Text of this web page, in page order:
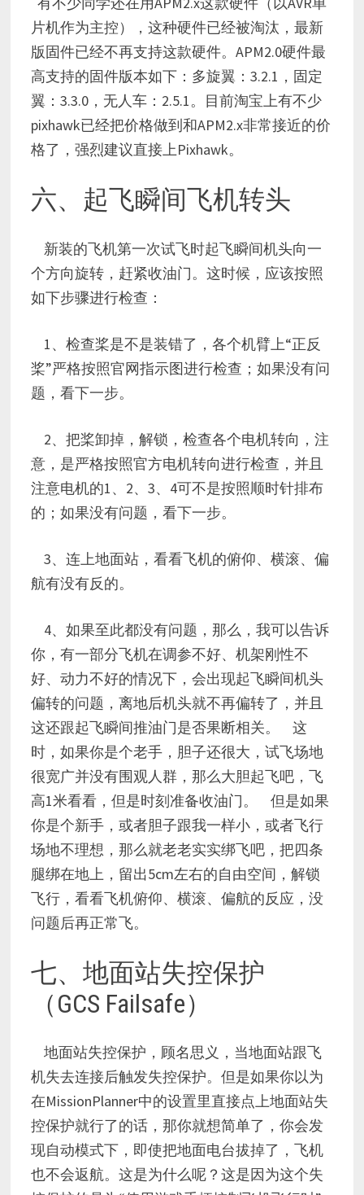
片机作为主控），这种硬件已经被淘汰，最新
版固件已经不再支持这款硬件。APM2.0硬件最
高支持的固件版本如下：多旋翼：3.2.1，固定
翼：3.3.0，无人车：2.5.1。目前淘宝上有不少
pixhawk已经把价格做到和APM2.x非常接近的价
格了，强烈建议直接上Pixhawk。
六、起飞瞬间飞机转头
新装的飞机第一次试飞时起飞瞬间机头向一
个方向旋转，赶紧收油门。这时候，应该按照
如下步骤进行检查：
1、检查桨是不是装错了，各个机臂上“正反
桨”严格按照官网指示图进行检查；如果没有问
题，看下一步。
2、把桨卸掉，解锁，检查各个电机转向，注
意，是严格按照官方电机转向进行检查，并且
注意电机的1、2、3、4可不是按照顺时针排布
的；如果没有问题，看下一步。
3、连上地面站，看看飞机的俯仰、横滚、偏
航有没有反的。
4、如果至此都没有问题，那么，我可以告诉
你，有一部分飞机在调参不好、机架刚性不
好、动力不好的情况下，会出现起飞瞬间机头
偏转的问题，离地后机头就不再偏转了，并且
这还跟起飞瞬间推油门是否果断相关。 这
时，如果你是个老手，胆子还很大，试飞场地
很宽广并没有围观人群，那么大胆起飞吧，飞
高1米看看，但是时刻准备收油门。 但是如果
你是个新手，或者胆子跟我一样小，或者飞行
场地不理想，那么就老老实实绑飞吧，把四条
腿绑在地上，留出5cm左右的自由空间，解锁
飞行，看看飞机俯仰、横滚、偏航的反应，没
问题后再正常飞。
七、地面站失控保护
（GCS Failsafe）
地面站失控保护，顾名思义，当地面站跟飞
机失去连接后触发失控保护。但是如果你以为
在MissionPlanner中的设置里直接点上地面站失
控保护就行了的话，那你就想简单了，你会发
现自动模式下，即使把地面电台拔掉了，飞机
也不会返航。这是为什么呢？这是因为这个失